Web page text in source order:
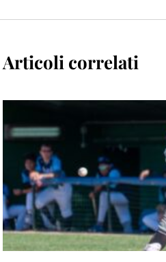
Articoli correlati